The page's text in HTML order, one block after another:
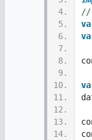
4.
5.
6.
7.
8.
9.
10.
11.
12.
13.
14.
//